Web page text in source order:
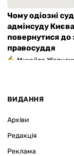
Чому одіозні
адмінсуду
повернутися до
правосуддя
Михайло
ВИДАННЯ
Архіви
Редакція
Реклама